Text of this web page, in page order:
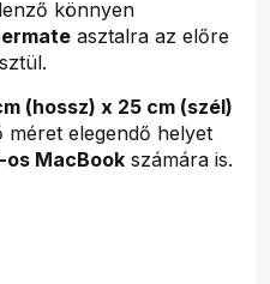
könnyen
asztalra az előre
(hossz) x 25 cm (szél)
méret elegendő helyet
os MacBook számára is.